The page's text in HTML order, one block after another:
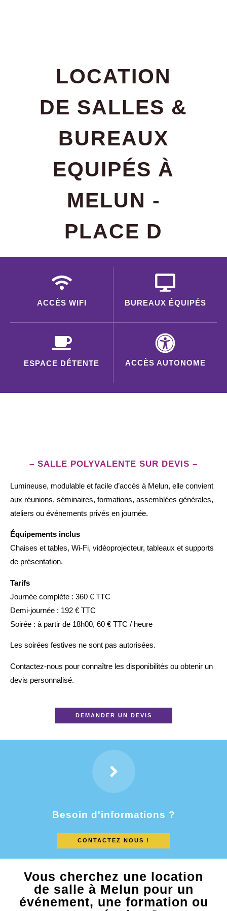
CALENDRIER 2026
LOCATION
DE SALLES &
BUREAUX
EQUIPÉS À
MELUN -
PLACE D
ACCÈS WIFI BUREAUX ÉQUIPÉS
ESPACE DÉTENTE ACCÈS AUTONOME
– SALLE POLYVALENTE SUR DEVIS –
Lumineuse, modulable et facile d’accès à Melun, elle convient
aux réunions, séminaires, formations, assemblées générales,
ateliers ou événements privés en journée.
Équipements inclus
Chaises et tables, Wi-Fi, vidéoprojecteur, tableaux et supports
de présentation.
Tarifs
Journée complète : 360 € TTC
Demi-journée : 192 € TTC
Soirée : à partir de 18h00, 60 € TTC / heure
Les soirées festives ne sont pas autorisées.
Contactez-nous pour connaître les disponibilités ou obtenir un
devis personnalisé.
DEMANDER UN DEVIS
Besoin d'informations ?
CONTACTEZ NOUS !
Vous cherchez une location
de salle à Melun pour un
événement, une formation ou